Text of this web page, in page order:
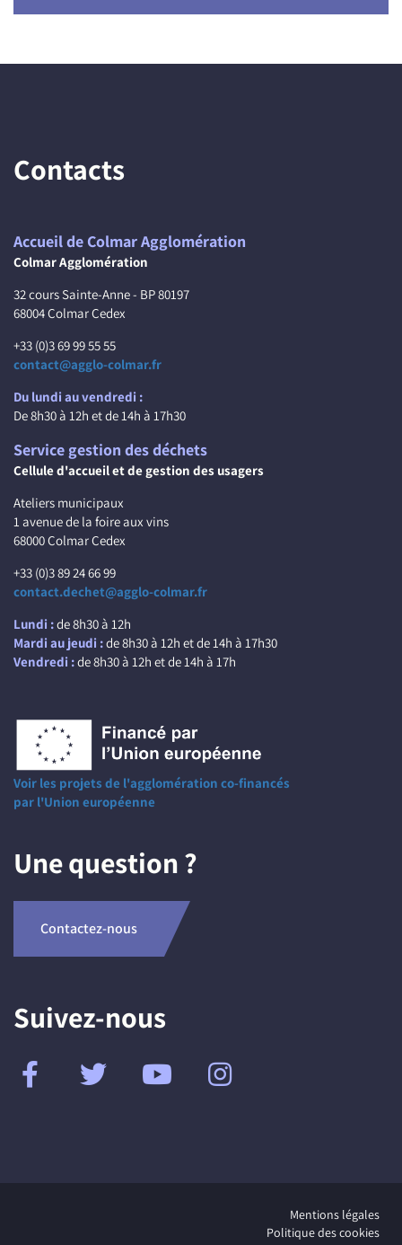
Contacts
Accueil de Colmar Agglomération
Colmar Agglomération
32 cours Sainte-Anne - BP 80197
68004 Colmar Cedex
+33 (0)3 69 99 55 55
contact@agglo-colmar.fr
Du lundi au vendredi :
De 8h30 à 12h et de 14h à 17h30
Service gestion des déchets
Cellule d'accueil et de gestion des usagers
Ateliers municipaux
1 avenue de la foire aux vins
68000 Colmar Cedex
+33 (0)3 89 24 66 99
contact.dechet@agglo-colmar.fr
Lundi :de 8h30 à 12h
Mardi au jeudi :de 8h30 à 12h et de 14h à 17h30
Vendredi :de 8h30 à 12h et de 14h à 17h
Voir les projets de l'agglomération co-financés
par l'Union européenne
Une question ?
Contactez-nous
Suivez-nous
Mentions légales
Politique des cookies